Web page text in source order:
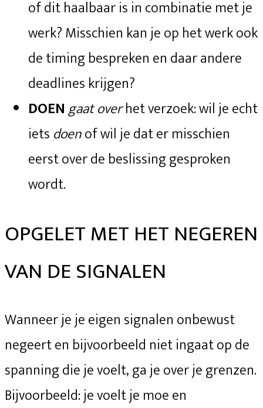
of dit haalbaar is in combinatie met je
werk? Misschien kan je op het werk ook
de timing bespreken en daar andere
deadlines krijgen?
DOENgaat overhet verzoek: wil je echt
iets doenof wil je dat er misschien
eerst over de beslissing gesproken
wordt.
OPGELET MET HET NEGEREN
VAN DE SIGNALEN
Wanneer je je eigen signalen onbewust
negeert en bijvoorbeeld niet ingaat op de
spanning die je voelt, ga je over je grenzen.
Bijvoorbeeld: je voelt je moe en